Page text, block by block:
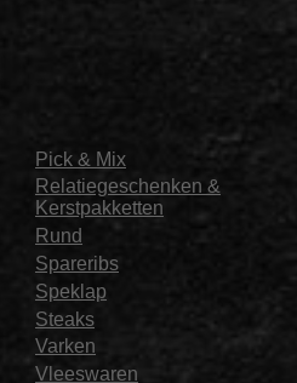
Pick & Mix
Relatiegeschenken &
Kerstpakketten
Rund
Spareribs
Speklap
Steaks
Varken
Vleeswaren